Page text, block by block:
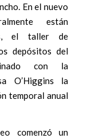
En el nuevo
están
el taller de
depósitos del
con la
O’Higgins la
temporal anual
comenzó un